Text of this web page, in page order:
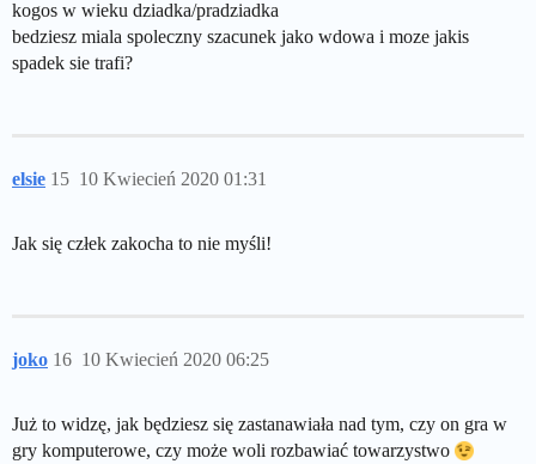
kogos w wieku dziadka/pradziadka
bedziesz miala spoleczny szacunek jako wdowa i moze jakis
spadek sie trafi?
elsie 10 Kwiecień 2020 01:31
15
Jak się człek zakocha to nie myśli!
joko 10 Kwiecień 2020 06:25
16
Już to widzę, jak będziesz się zastanawiała nad tym, czy on gra w
gry komputerowe, czy może woli rozbawiać towarzystwo